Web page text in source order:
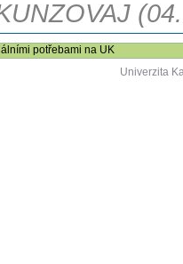
potřebami na UK
Univerzita